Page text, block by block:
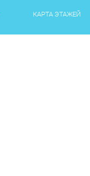
КАРТА ЭТАЖЕЙ